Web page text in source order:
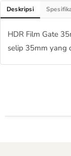
Deskripsi
HDR Film Gate
selip 35mm yang